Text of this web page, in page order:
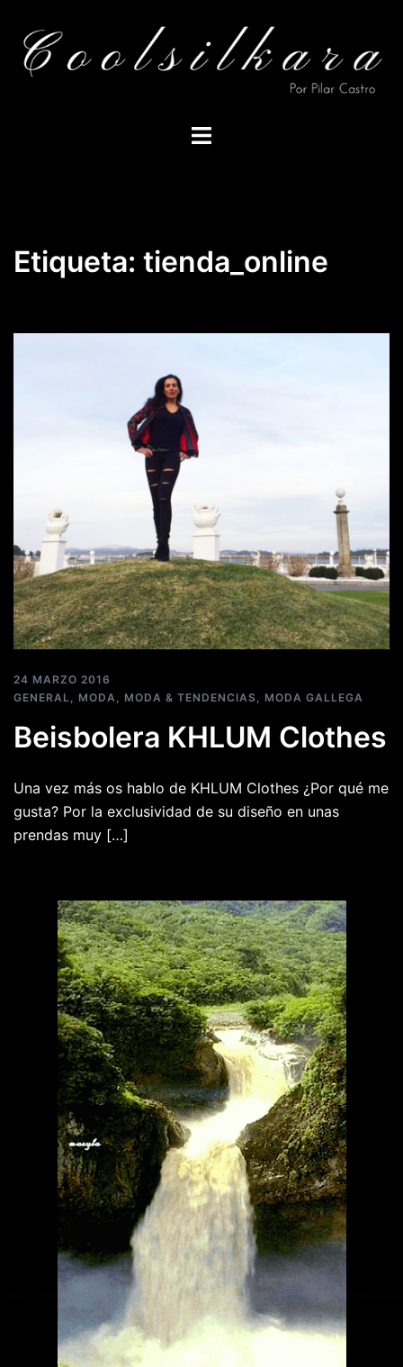
contenido
Alternar
Etiqueta: tienda_online
24 MARZO 2016
GENERAL, MODA, MODA & TENDENCIAS , MODA GALLEGA
Beisbolera KHLUM Clothes
Una vez más os hablo de KHLUM Clothes ¿Por qué me
gusta? Por la exclusividad de su diseño en unas
prendas muy […]